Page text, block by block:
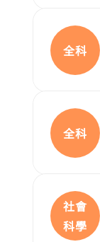
全科
全科
社會
科學